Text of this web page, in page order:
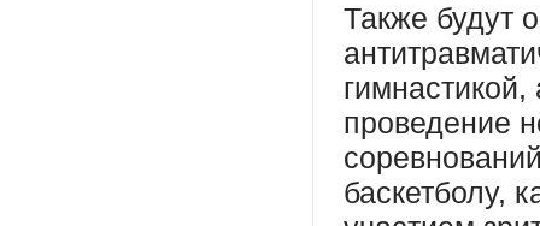
Также будут
гимнастикой,
проведение
баскетболу,